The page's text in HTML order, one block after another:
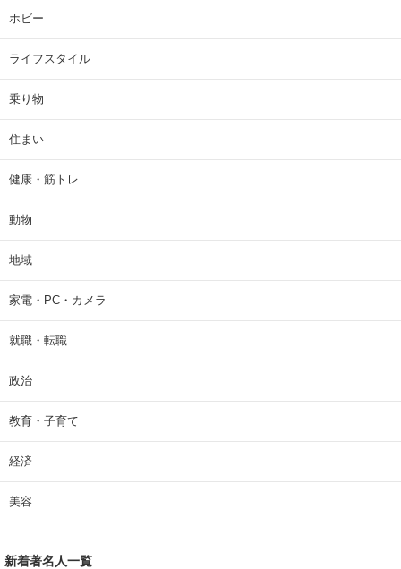
ホビー
ライフスタイル
乗り物
住まい
健康・筋トレ
動物
地域
家電・PC・カメラ
就職・転職
政治
教育・子育て
経済
美容
新着著名人一覧